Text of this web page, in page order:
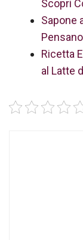
Scopri
Sapone
Ricetta
al Latte